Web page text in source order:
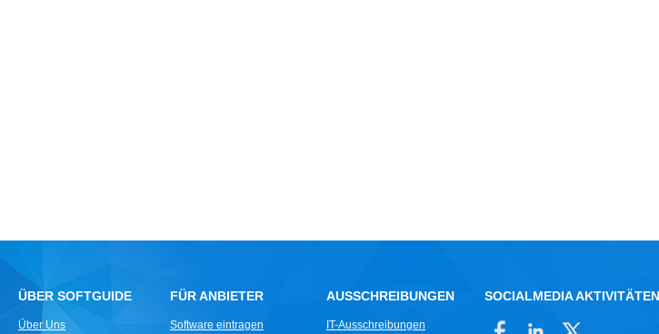
ÜBER SOFTGUIDE
Über Uns
FÜR ANBIETER
Software eintragen
AUSSCHREIBUNGEN
IT-Ausschreibungen
SOCIALMEDIA AKTIVITÄTEN